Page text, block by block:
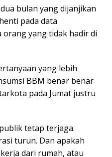
bulan yang dijanjikan
pada data
yang tidak hadir di
yang lebih
BBM benar benar
pada Jumat justru
tetap terjaga.
turun. Dan apakah
dari rumah, atau